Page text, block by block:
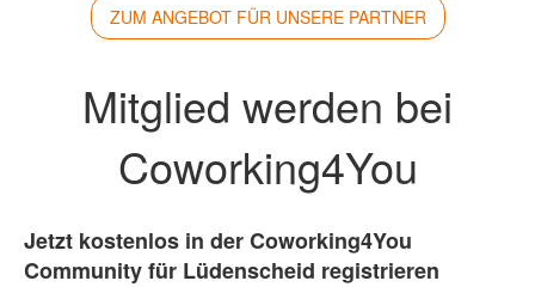
ZUM ANGEBOT FÜR UNSERE PARTNER
Mitglied werden bei
Coworking4You
Jetzt kostenlos in der Coworking4You
Community für Lüdenscheid registrieren